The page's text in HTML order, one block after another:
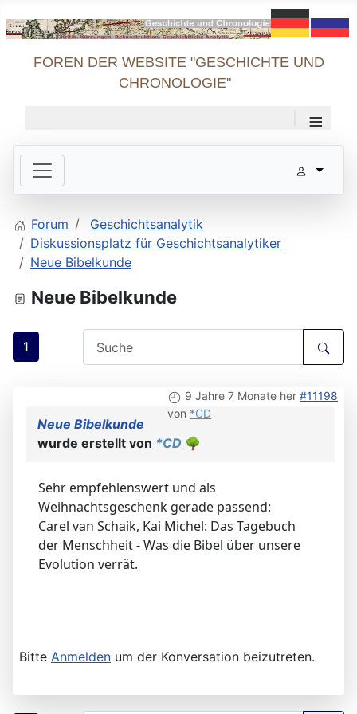
FOREN DER WEBSITE "GESCHICHTE UND
CHRONOLOGIE"
≡
Forum
Geschichtsanalytik
Diskussionsplatz für Geschichtsanalytiker
Neue Bibelkunde
Neue Bibelkunde
1
9 Jahre 7 Monate her #11198
von *CD
Neue Bibelkunde
wurde erstellt von *CD 🌳
Sehr empfehlenswert und als
Weihnachtsgeschenk gerade passend:
Carel van Schaik, Kai Michel: Das Tagebuch
der Menschheit - Was die Bibel über unsere
Evolution verrät.
Bitte Anmelden um der Konversation beizutreten.